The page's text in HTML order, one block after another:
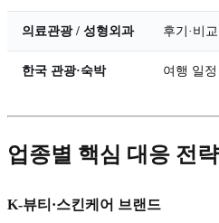
의료관광 / 성형외과 후기·비
한국 관광·숙박 여행 일
업종별 핵심 대응 전략
K-뷰티·스킨케어 브랜드